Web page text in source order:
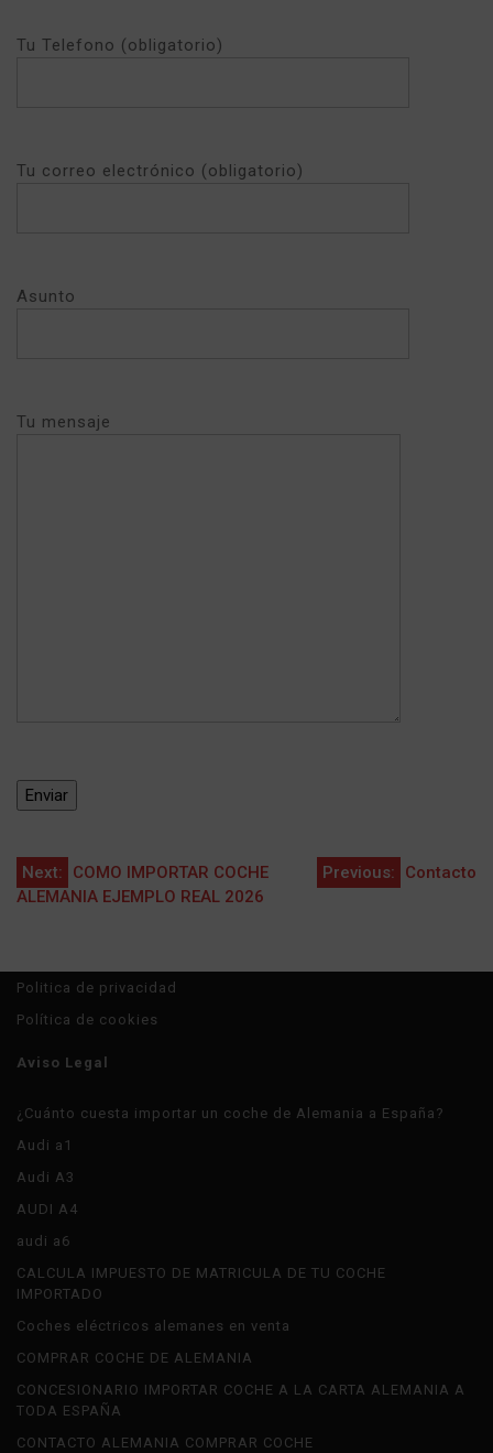
Tu Telefono (obligatorio)
Tu correo electrónico (obligatorio)
Asunto
Tu mensaje
Navegación
entradas
Previous: Contacto
Next:
COMO IMPORTAR COCHE
ALEMANIA EJEMPLO REAL 2026
Politica de privacidad
Política de cookies
Aviso Legal
¿Cuánto cuesta importar un coche de Alemania a España?
Audi a1
Audi A3
AUDI A4
audi a6
CALCULA IMPUESTO DE MATRICULA DE TU COCHE
IMPORTADO
Coches eléctricos alemanes en venta
COMPRAR COCHE DE ALEMANIA
CONCESIONARIO IMPORTAR COCHE A LA CARTA ALEMANIA A
TODA ESPAÑA
CONTACTO ALEMANIA COMPRAR COCHE